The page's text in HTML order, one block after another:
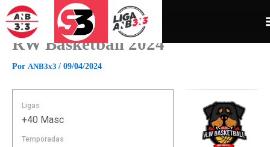
para
conteúdo
RW Basketball 2024
Por ANB3x3 / 09/04/2024
Ligas
+40 Masc
Temporadas